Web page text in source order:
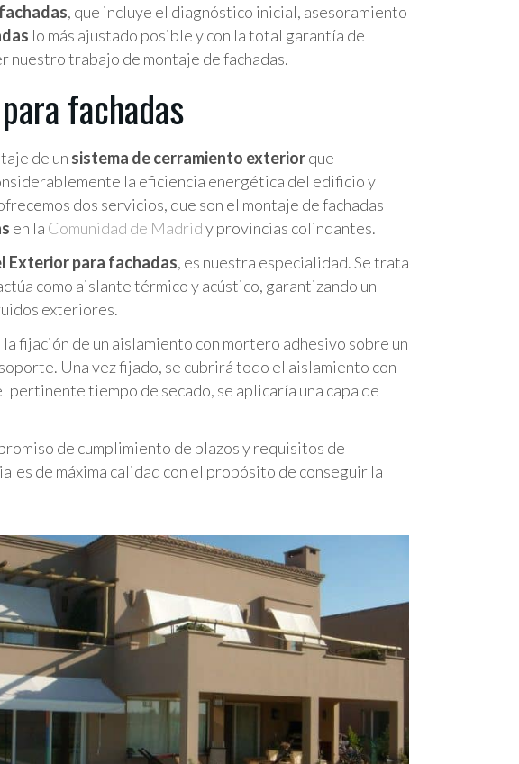
, que incluye el diagnóstico inicial, asesoramiento
lo más ajustado posible y con la total garantía de
nuestro trabajo de montaje de fachadas.
fachadas
de un sistema de cerramiento exteriorque
la eficiencia energética del edificio y
dos servicios, que son el montaje de fachadas
en la Comunidad de Madridy provincias colindantes.
Exterior para fachadas, es nuestra especialidad. Se trata
como aislante térmico y acústico, garantizando un
exteriores.
fijación de un aislamiento con mortero adhesivo sobre un
Una vez fijado, se cubrirá todo el aislamiento con
tiempo de secado, se aplicaría una capa de
de cumplimiento de plazos y requisitos de
de máxima calidad con el propósito de conseguir la